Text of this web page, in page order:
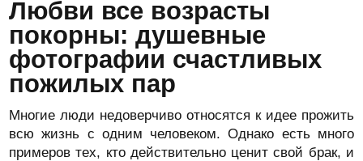
Любви все возрасты
покорны: душевные
фотографии счастливых
пожилых пар
Многие люди недоверчиво относятся к идее прожить
всю жизнь с одним человеком. Однако есть много
примеров тех, кто действительно ценит свой брак, и